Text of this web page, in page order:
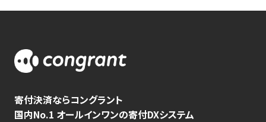
寄付決済ならコングラント
国内No.1 オールインワンの寄付DXシステム